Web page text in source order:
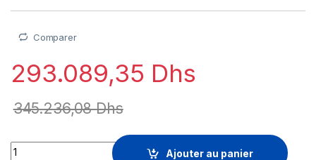
Comparer
293.089,35 Dhs
345.236,08Dhs
FortiManager Cloud - licence d'abonnement (3 ans) +
Ajouter au panier